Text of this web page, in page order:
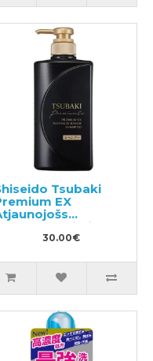
Tsubaki
EX
bojātiem
matiem 490ml
30.00€